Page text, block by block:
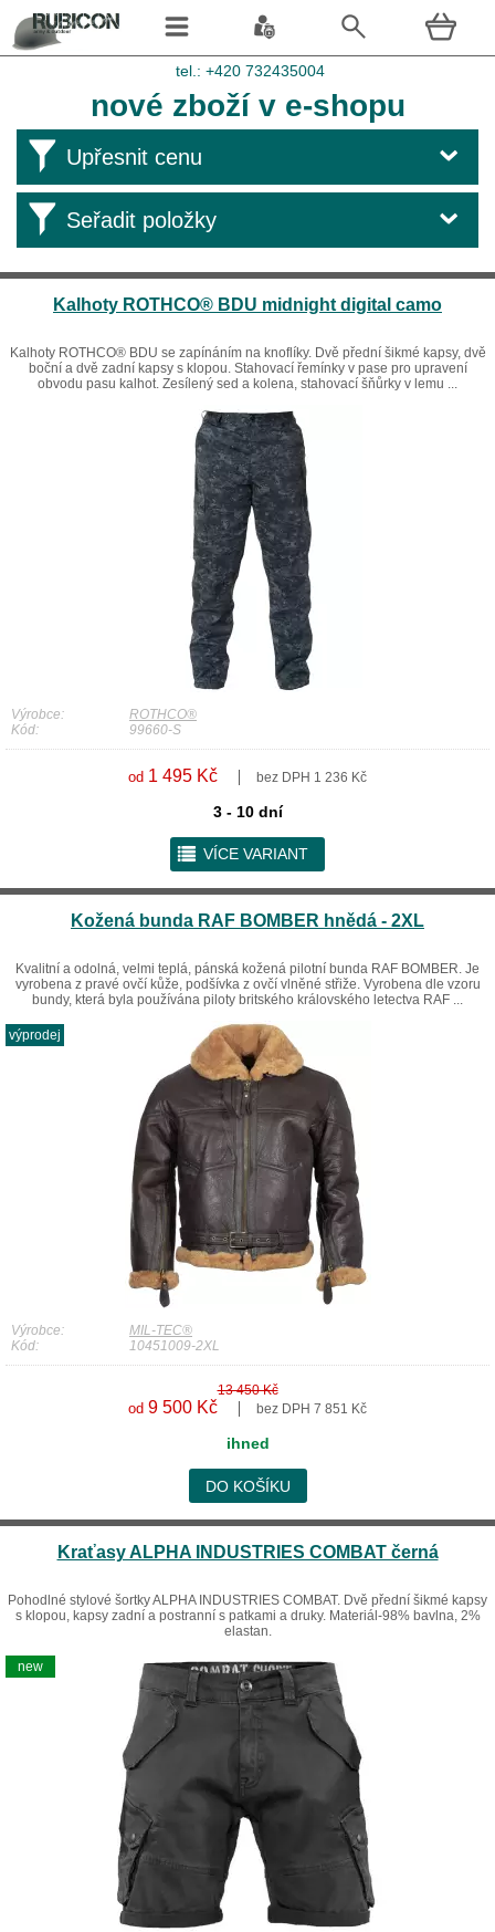
nové zboží v e-shopu
Upřesnit cenu
Seřadit položky
Kalhoty ROTHCO® BDU midnight digital camo
Kalhoty ROTHCO® BDU se zapínáním na knoflíky. Dvě přední šikmé kapsy, dvě
boční a dvě zadní kapsy s klopou. Stahovací řemínky v pase pro upravení
obvodu pasu kalhot. Zesílený sed a kolena, stahovací šňůrky v lemu ...
Výrobce:
ROTHCO®
Kód:
99660-S
od 1 495 Kč bez DPH 1 236 Kč
3 - 10 dní
r VÍCE VARIANT
Kožená bunda RAF BOMBER hnědá - 2XL
Kvalitní a odolná, velmi teplá, pánská kožená pilotní bunda RAF BOMBER. Je
vyrobena z pravé ovčí kůže, podšívka z ovčí vlněné střiže. Vyrobena dle vzoru
bundy, která byla používána piloty britského královského letectva RAF ...
výprodej
Výrobce:
MIL-TEC®
Kód:
10451009-2XL
13 450 Kč
od 9 500 Kč bez DPH 7 851 Kč
ihned
DO KOŠÍKU
Kraťasy ALPHA INDUSTRIES COMBAT černá
Pohodlné stylové šortky ALPHA INDUSTRIES COMBAT. Dvě přední šikmé kapsy
s klopou, kapsy zadní a postranní s patkami a druky. Materiál-98% bavlna, 2%
elastan.
new
tel.: +420 732435004